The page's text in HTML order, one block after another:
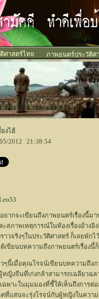
ศาสตร์ไทย ภาพยนตร์ประวัติศ
งไฮ้
2012 21:38:54
ยากจะเขียนถึงภาพยนตร์เรื่องนี้
ะสภาพเหตุการณ์ในท้องเรื่องอ้าง
ราวจริงๆในประวัติศาสตร์ ก็เลยพั
เขียนบทความถึงภาพยนตร์เรื่องนี้
วๆนี้เมื่อคุณโรจน์เขียนบทความถึงภ
หญิงจีนที่เก่งกล้าสามารถเฉลียวฉ
ฉพาะในมุมมองที่ชี้ให้เห็นถึงการต่
ที่แสนจะรุ่งโรจน์กับผู้หญิงในควา